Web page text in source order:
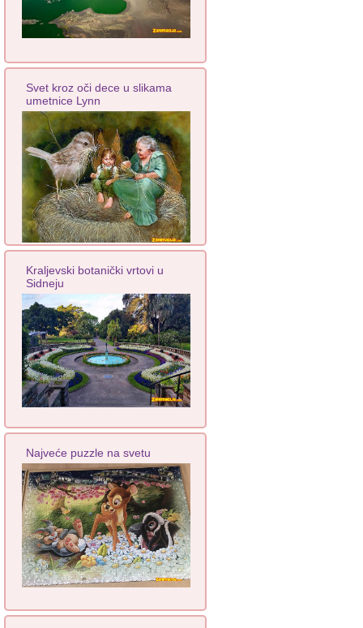
Svet kroz oči dece u slikama
umetnice Lynn
Kraljevski botanički vrtovi u
Sidneju
Najveće puzzle na svetu